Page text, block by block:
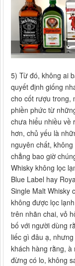
5) Từ đó, không ai
quyết định giống
cho cốt rượu trong,
phiền phức từ
chưa hiểu nhiều về
hơn, chủ yếu là
nguyên chất,
chẳng bao giờ
Whisky không lọc
Blue Label hay
Single Malt Whisky
không được lọc
trên nhãn chai, vỏ
bố với người dùng
liếc gì đâu ạ,
khách hàng rằng,
đừng có lo, không